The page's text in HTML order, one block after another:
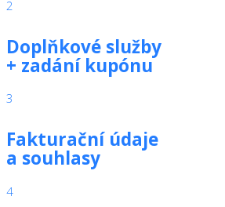
2
Doplňkové služby
+ zadání kupónu
3
Fakturační údaje
a souhlasy
4